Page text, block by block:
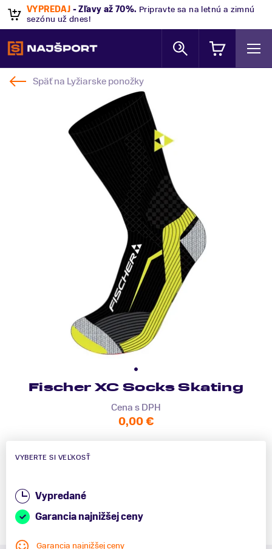
VÝPREDAJ - Zľavy až 70%. Pripravte sa na letnú a zimnú
sezónu už dnes!
Späť na Lyžiarske ponožky
Fischer XC Socks Skating
Cena s DPH
0,00 €
VYBERTE SI VEĽKOSŤ
Vypredané
Garancia najnižšej ceny
Garancia najnižšej ceny